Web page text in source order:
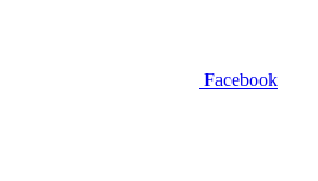
Facebook